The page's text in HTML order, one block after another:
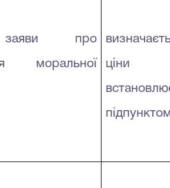
заяви про
моральної ціни